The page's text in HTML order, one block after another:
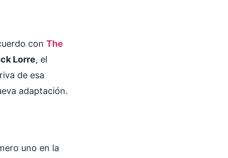
con The
Lorre, el
de esa
adaptación.
uno en la